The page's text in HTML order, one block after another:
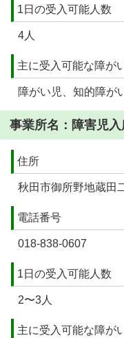
1日の受入可能人数
4人
主に受入可能な障が
障がい児、知的障が
事業所名：障害児
住所
秋田市御所野地蔵田
電話番号
018-838-0607
1日の受入可能人数
2〜3人
主に受入可能な障が